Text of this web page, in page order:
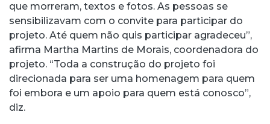
que morreram, textos e fotos. As pessoas se
sensibilizavam com o convite para participar do
projeto. Até quem não quis participar agradeceu”,
afirma Martha Martins de Morais, coordenadora do
projeto. “Toda a construção do projeto foi
direcionada para ser uma homenagem para quem
foi embora e um apoio para quem está conosco”,
diz.